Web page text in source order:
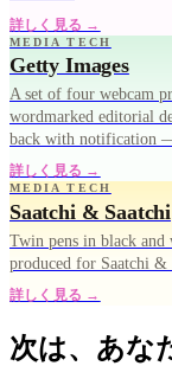
詳しく見る →
MEDIA TECH
Getty Images
A set of four webcam
wordmarked editorial
back with notification
詳しく見る →
MEDIA TECH
Saatchi & Saatchi
Twin pens in black
produced for Saatchi &
詳しく見る →
次は、あな